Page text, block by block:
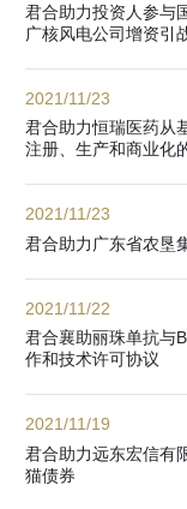
君合助力投资人参
广核风电公司增资引
2021/11/23
君合助力恒瑞医药从
注册、生产和商业化
2021/11/23
君合助力广东省农垦
2021/11/22
君合襄助丽珠单抗与
作和技术许可协议
2021/11/19
君合助力远东宏信有
猫债券